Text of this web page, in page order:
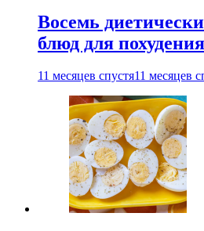
Восемь
блюд для похудения
11 месяцев спустя11 месяцев